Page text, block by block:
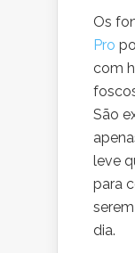
Os
Pro
com
São
leve
para
dia.